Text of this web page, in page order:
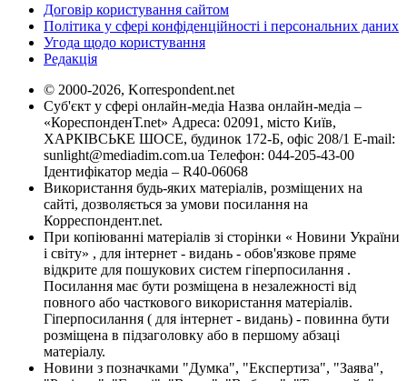
Договір користування сайтом
Політика у сфері конфіденційності і персональних даних
Угода щодо користування
Редакція
© 2000-2026, Korrespondent.net
Суб'єкт у сфері онлайн-медіа Назва онлайн-медіа –
«КореспонденТ.net» Адреса: 02091, місто Київ,
ХАРКІВСЬКЕ ШОСЕ, будинок 172-Б, офіс 208/1 E-mail:
sunlight@mediadim.com.ua Телефон: 044-205-43-00
Ідентифікатор медіа – R40-06068
Використання будь-яких матеріалів, розміщених на
сайті, дозволяється за умови посилання на
Корреспондент.net.
При копіюванні матеріалів зі сторінки « Новини України
і світу» , для інтернет - видань - обов'язкове пряме
відкрите для пошукових систем гіперпосилання .
Посилання має бути розміщена в незалежності від
повного або часткового використання матеріалів.
Гіперпосилання ( для інтернет - видань) - повинна бути
розміщена в підзаголовку або в першому абзаці
матеріалу.
Новини з позначками "Думка", "Експертиза", "Заява",